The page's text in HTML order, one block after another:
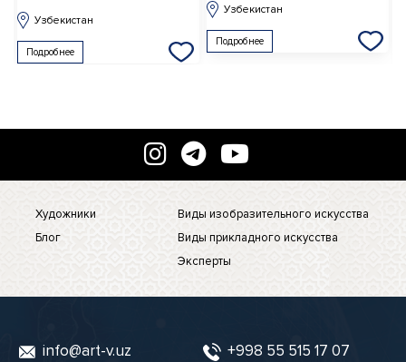
Узбекистан
Подробнее
Узбекистан
Подробнее
Художники
Блог
Виды изобразительного искусства
Виды прикладного искусства
Эксперты
info@art-v.uz
+998 55 515 17 07